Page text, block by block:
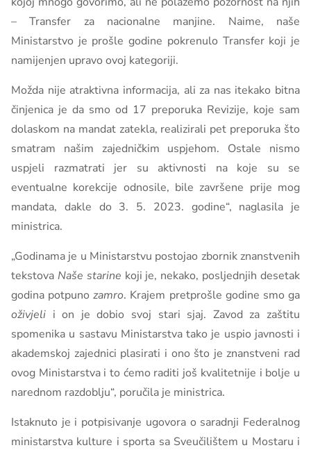
– Transfer za nacionalne manjine. Naime, naše
Ministarstvo je prošle godine pokrenulo Transfer koji je
namijenjen upravo ovoj kategoriji.
Možda nije atraktivna informacija, ali za nas itekako bitna
činjenica je da smo od 17 preporuka Revizije, koje sam
dolaskom na mandat zatekla, realizirali pet preporuka što
smatram našim zajedničkim uspjehom. Ostale nismo
uspjeli razmatrati jer su aktivnosti na koje su se
eventualne korekcije odnosile, bile završene prije mog
mandata, dakle do 3. 5. 2023. godine“, naglasila je
ministrica.
„Godinama je u Ministarstvu postojao zbornik znanstvenih
tekstova Naše starine koji je, nekako, posljednjih desetak
godina potpunozamro. Krajem pretprošle godine smo ga
oživjeli i on je dobio svoj stari sjaj. Zavod za zaštitu
spomenika u sastavu Ministarstva tako je uspio javnosti i
akademskoj zajednici plasirati i ono što je znanstveni rad
ovog Ministarstva i to ćemo raditi još kvalitetnije i bolje u
narednom razdoblju“, poručila je ministrica.
Istaknuto je i potpisivanje ugovora o saradnji Federalnog
ministarstva kulture i sporta sa Sveučilištem u Mostaru i